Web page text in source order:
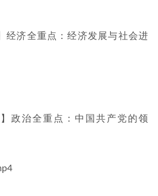
经济全重点：经济发展与社会进
政治全重点：中国共产党的领